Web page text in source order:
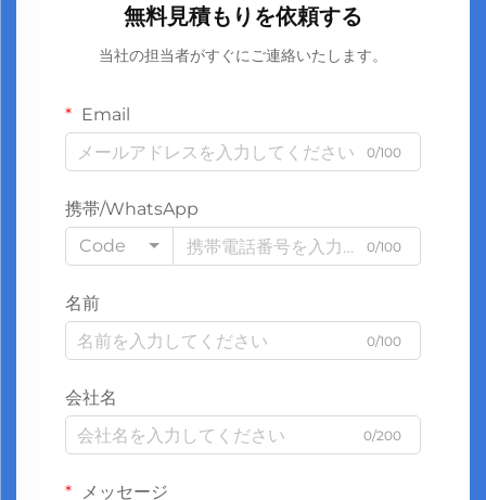
無料見積もりを依頼する
当社の担当者がすぐにご連絡いたします。
Email
0/100
携帯/WhatsApp
Code
0/100
名前
0/100
会社名
0/200
メッセージ